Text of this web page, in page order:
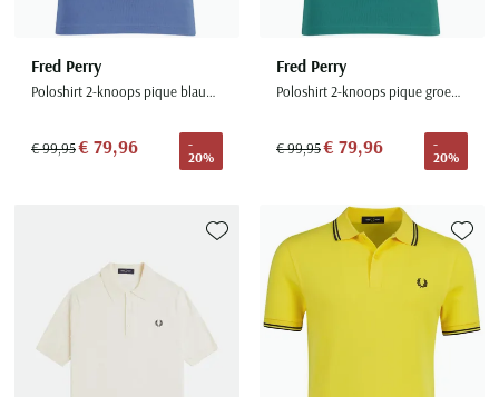
Fred Perry
Poloshirt 2-knoops pique blauw omlijnde kraag
€ 99,95€ 79,96
-
20%
Fred Perry
Poloshirt 2-knoops pique groen 100% katoen
€ 99,95€ 79,96
-
20%
Toevoegen aan favorieten